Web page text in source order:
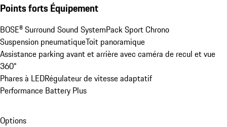
Points forts Équipement
BOSE® Surround Sound SystemPack Sport Chrono
Suspension pneumatiqueToit panoramique
Assistance parking avant et arrière avec caméra de recul et vue
360°
Phares à LEDRégulateur de vitesse adaptatif
Performance Battery Plus
Options